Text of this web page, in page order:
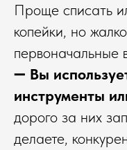
Проще списать
копейки, но
первоначальные
➖ Вы
инструменты
дорого за них
делаете,